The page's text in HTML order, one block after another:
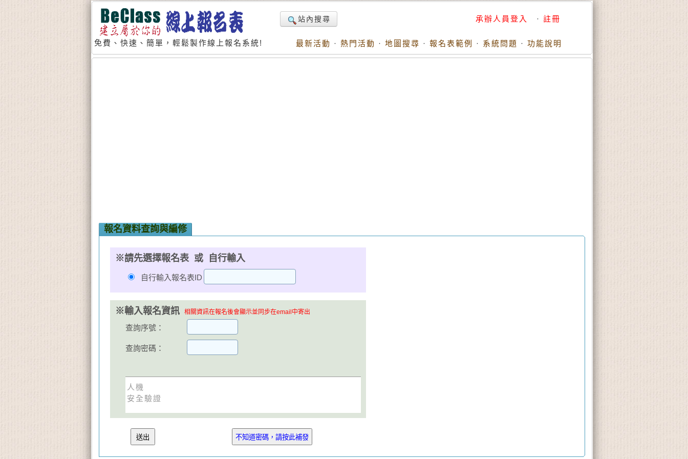
免費、快速、簡單，輕鬆製作線上報名系統!
站內搜尋 承辦人員登入 · 註冊
最新活動 · 熱門活動 · 地圖搜尋 · 報名表範例 · 系統問題 · 功能說明
報名資料查詢與編修
※請先選擇報名表 或 自行輸入
自行輸入報名表ID
※輸入報名資訊 相關資訊在報名後會顯示並同步在email中寄出
查詢序號：
查詢密碼：
人機
安全驗證